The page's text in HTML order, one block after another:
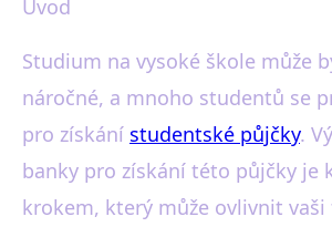
· 4 min čtení · Autor: Michaela
Úvod
Studium na vysoké škole může
náročné, a mnoho studentů se
pro získání studentské půjčky.
banky pro získání této půjčky je
krokem, který může ovlivnit